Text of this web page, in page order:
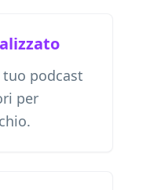
podcast
per